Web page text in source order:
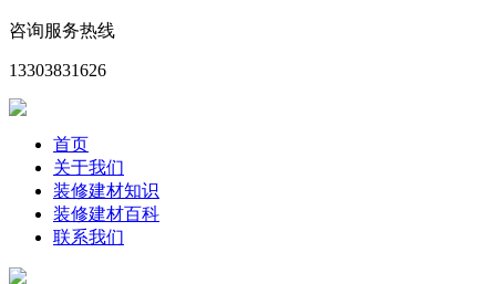
咨询服务热线
13303831626
首页
关于我们
装修建材知识
装修建材百科
联系我们